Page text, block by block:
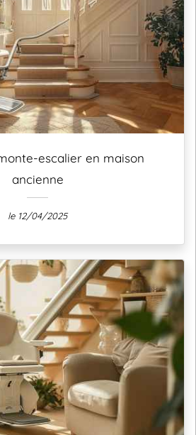
escalier en maison
ancienne
le 12/04/2025